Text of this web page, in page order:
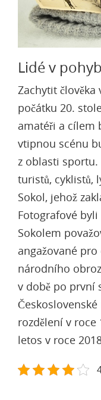
Lidé v
Zachytit
počátku 20.
amatéři a cílem
vtipnou scénu
z oblasti
turistů, cyklistů,
Sokol, jehož
Fotografové
Sokolem
angažované
národního
v době po první
rozdělení v roce
letos v roce